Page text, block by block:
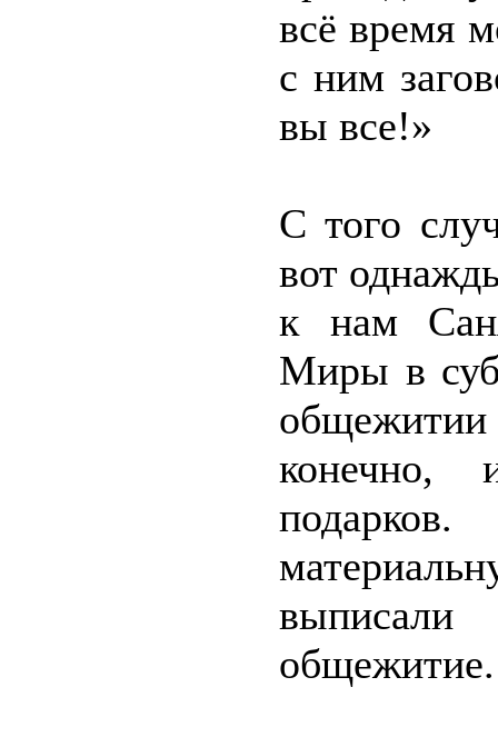
всё время
с ним
вы все!»
С того
вот
к нам
Миры в
общежитии
конечно,
общежитие.